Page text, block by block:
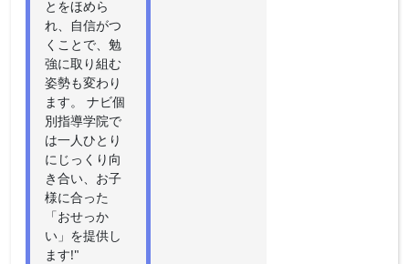
とをほめら
れ、自信がつ
くことで、勉
強に取り組む
姿勢も変わり
ます。 ナビ個
別指導学院で
は一人ひとり
にじっくり向
き合い、お子
様に合った
「おせっか
い」を提供し
ます!"